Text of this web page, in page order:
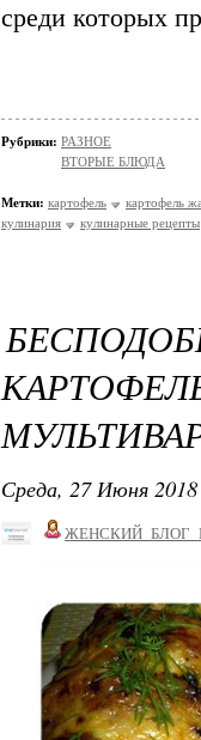
среди которых
Рубрики: РАЗНОЕ
ВТОРЫЕ БЛЮДА
Метки: картофель
картофель
кулинария
кулинарные рецепты
Среда, 27 Июня